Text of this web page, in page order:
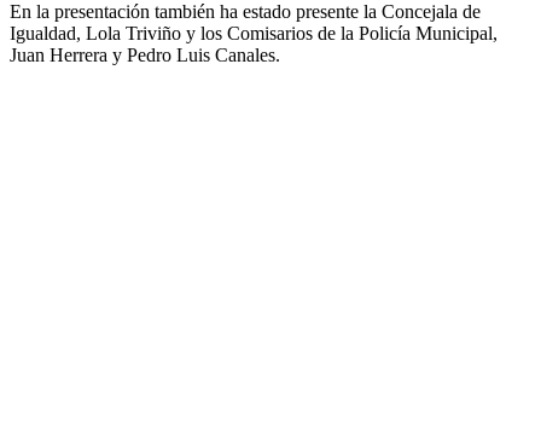
En la presentación también ha estado presente la Concejala de
Igualdad, Lola Triviño y los Comisarios de la Policía Municipal,
Juan Herrera y Pedro Luis Canales.